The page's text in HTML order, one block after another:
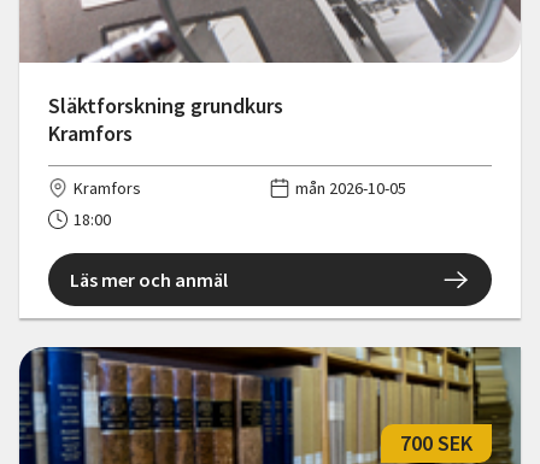
Släktforskning grundkurs
Kramfors
Kramfors
mån 2026-10-05
18:00
Läs mer och anmäl
700 SEK